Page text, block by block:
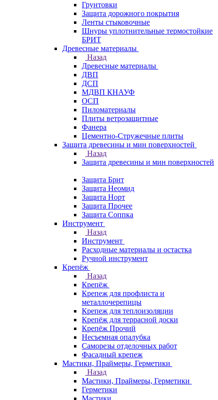
Грунтовки
Защита дорожного покрытия
Ленты стыковочные
Шнуры уплотнительные термостойкие
БРИТ
Древесные материалы
Назад
Древесные материалы
ДВП
ДСП
МДВП КНАУФ
ОСП
Пиломатериалы
Плиты ветрозащитные
Фанера
Цементно-Стружечные плиты
Защита древесины и мин поверхностей
Назад
Защита древесины и мин поверхностей
Защита Брит
Защита Неомид
Защита Норт
Защита Прочее
Защита Соппка
Инструмент
Назад
Инструмент
Расходные материалы и остастка
Ручной инструмент
Крепёж
Назад
Крепёж
Крепеж для профлиста и
металлочерепицы
Крепеж для теплоизоляции
Крепёж для террасной доски
Крепёж Прочий
Несъемная опалубка
Саморезы отделочных работ
Фасадный крепеж
Мастики, Праймеры, Герметики
Назад
Мастики, Праймеры, Герметики
Герметики
Мастики